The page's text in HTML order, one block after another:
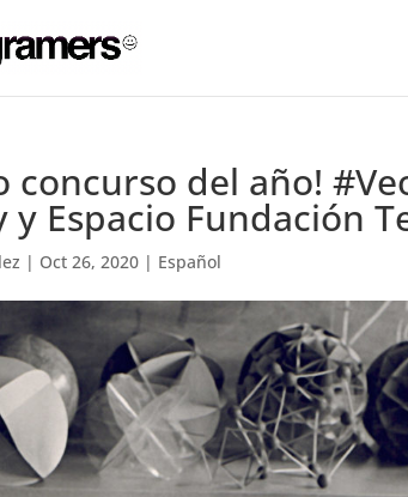
concurso del año!
y Espacio Fundación
| Oct 26, 2020 | Español